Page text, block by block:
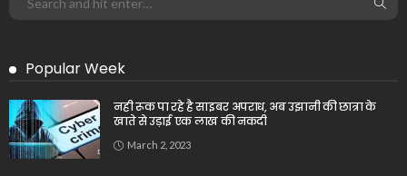
Popular Week
नही रूक पा रहे है साइबर अपराध, अब उझानी की छात्रा के
खाते से उड़ाई एक लाख की नकदी
March 2, 2023